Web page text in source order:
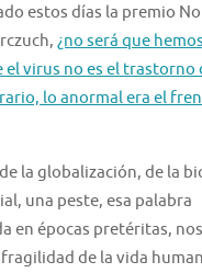
estos días la premio
, ¿no será que
el virus no es el trastorno
lo anormal era el
la globalización, de la
una peste, esa palabra
en épocas pretéritas,
de la vida